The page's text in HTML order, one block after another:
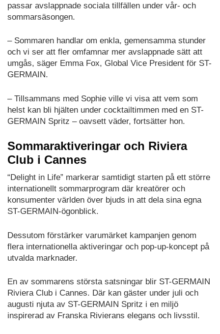
passar avslappnade sociala tillfällen under vår- och
sommarsäsongen.
– Sommaren handlar om enkla, gemensamma stunder
och vi ser att fler omfamnar mer avslappnade sätt att
umgås, säger Emma Fox, Global Vice President för ST-
GERMAIN.
– Tillsammans med Sophie ville vi visa att vem som
helst kan bli hjälten under cocktailtimmen med en ST-
GERMAIN Spritz – oavsett väder, fortsätter hon.
Sommaraktiveringar och Riviera
Club i Cannes
“Delight in Life” markerar samtidigt starten på ett större
internationellt sommarprogram där kreatörer och
konsumenter världen över bjuds in att dela sina egna
ST-GERMAIN-ögonblick.
Dessutom förstärker varumärket kampanjen genom
flera internationella aktiveringar och pop-up-koncept på
utvalda marknader.
En av sommarens största satsningar blir ST-GERMAIN
Riviera Club i Cannes. Där kan gäster under juli och
augusti njuta av ST-GERMAIN Spritz i en miljö
inspirerad av Franska Rivierans elegans och livsstil.